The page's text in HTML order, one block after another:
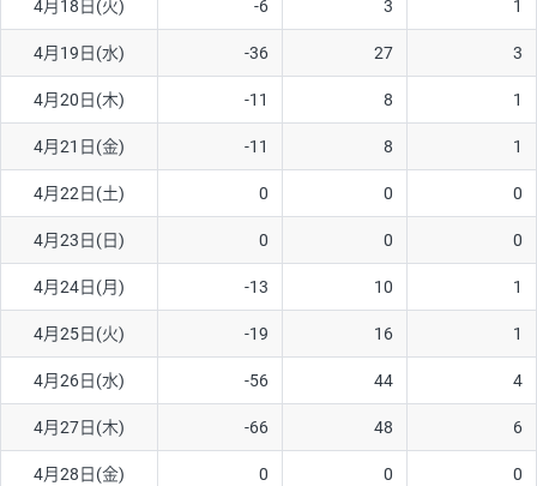
ソ/円は10万通貨単位。
4月18日(火) -6 3 1
4月19日(水) -36 27 3
4月20日(木) -11 8 1
4月21日(金) -11 8 1
4月22日(土) 0 0 0
4月23日(日) 0 0 0
4月24日(月) -13 10 1
4月25日(火) -19 16 1
4月26日(水) -56 44 4
4月27日(木) -66 48 6
4月28日(金) 0 0 0